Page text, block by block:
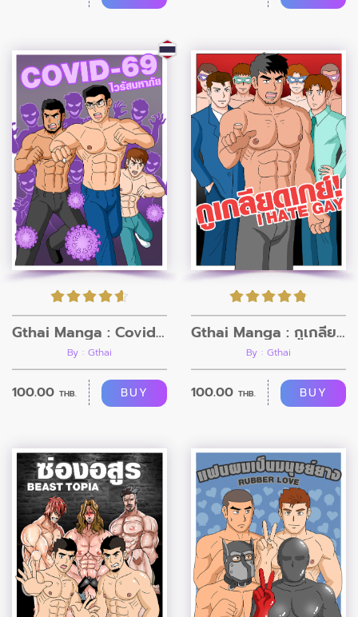
Gthai Manga : Covid 69 ไวรัสมหาภัย
By : Gthai
100.00 THB. BUY
Gthai Manga : กูเกลียดเกย์
By : Gthai
100.00 THB. BUY